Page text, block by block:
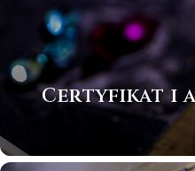
Certyfikat i